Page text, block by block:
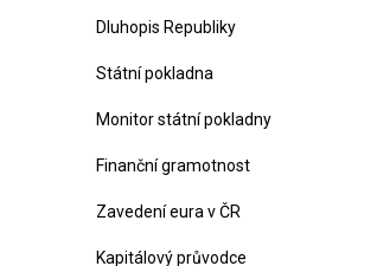
Dluhopis Republiky
Státní pokladna
Monitor státní pokladny
Finanční gramotnost
Zavedení eura v ČR
Kapitálový průvodce